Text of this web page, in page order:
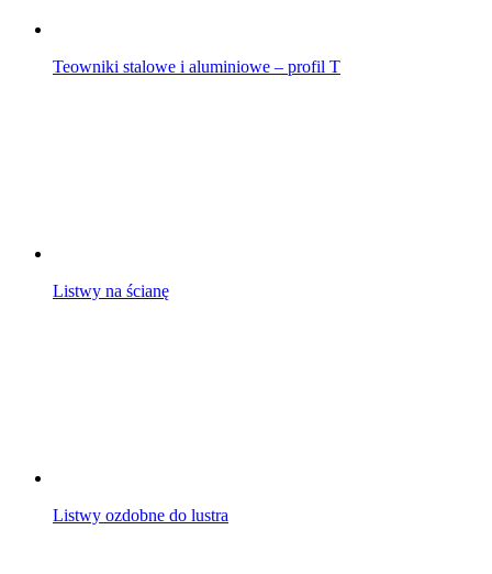
Teowniki stalowe i aluminiowe – profil T
Listwy na ścianę
Listwy ozdobne do lustra